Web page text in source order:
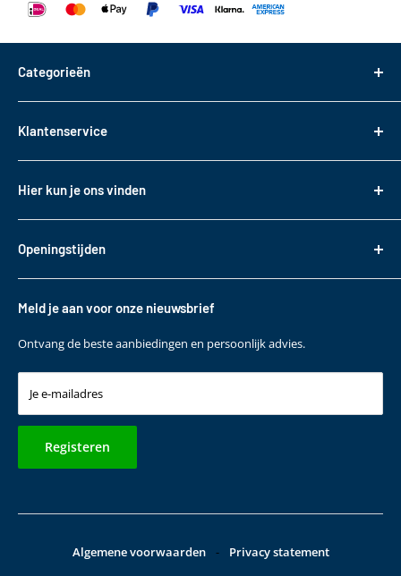
Categorieën
Dakdragers
Fietsendragers
Reistassen
Daktransport voor bedrijfswagens
Klantenservice
Over ons
Bezorgen & Afhalen
Retourneren
Garantie
Hier kun je ons vinden
Tasveld 14
3417XS Montfoort
+31 (0)348 220 138
Eklantenservice@bepakt.nl
Openingstijden
Maandag t/m. vrijdag
10:00 - 17:00
Meld je aan voor onze nieuwsbrief
Ontvang de beste aanbiedingen en persoonlijk advies.
Je e-mailadres
Registeren
Algemene voorwaarden - Privacy statement